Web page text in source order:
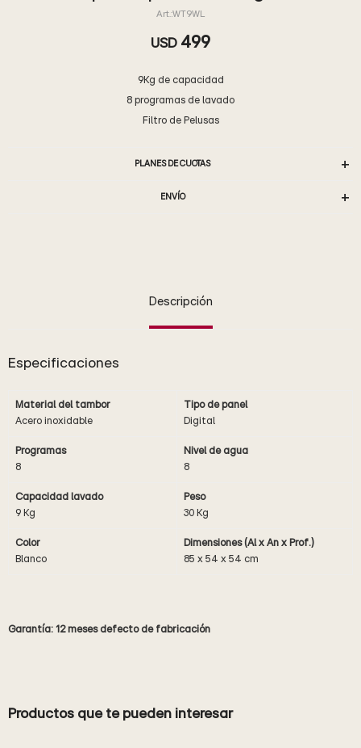
WT9WL
USD 499
9Kg de capacidad
8 programas de lavado
Filtro de Pelusas
PLANES DE CUOTAS
ENVÍO
Descripción
Especificaciones
Material del tambor
Acero inoxidable
Tipo de panel
Digital
Programas
8
Nivel de agua
8
Capacidad lavado
9 Kg
Peso
30 Kg
Color
Blanco
Dimensiones (Al x An x Prof.)
85 x 54 x 54 cm
Garantía: 12 meses defecto de fabricación
Productos que te pueden interesar